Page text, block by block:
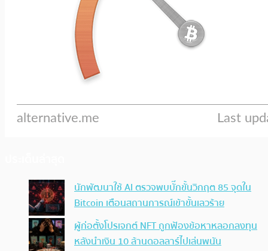
นักพัฒนาใช้ AI ตรวจพบบั๊กขั้นวิกฤต 85 จุดใน
Bitcoin เตือนสถานการณ์เข้าขั้นเลวร้าย
ผู้ก่อตั้งโปรเจกต์ NFT ถูกฟ้องข้อหาหลอกลงทุน
หลังนำเงิน 10 ล้านดอลลาร์ไปเล่นพนัน